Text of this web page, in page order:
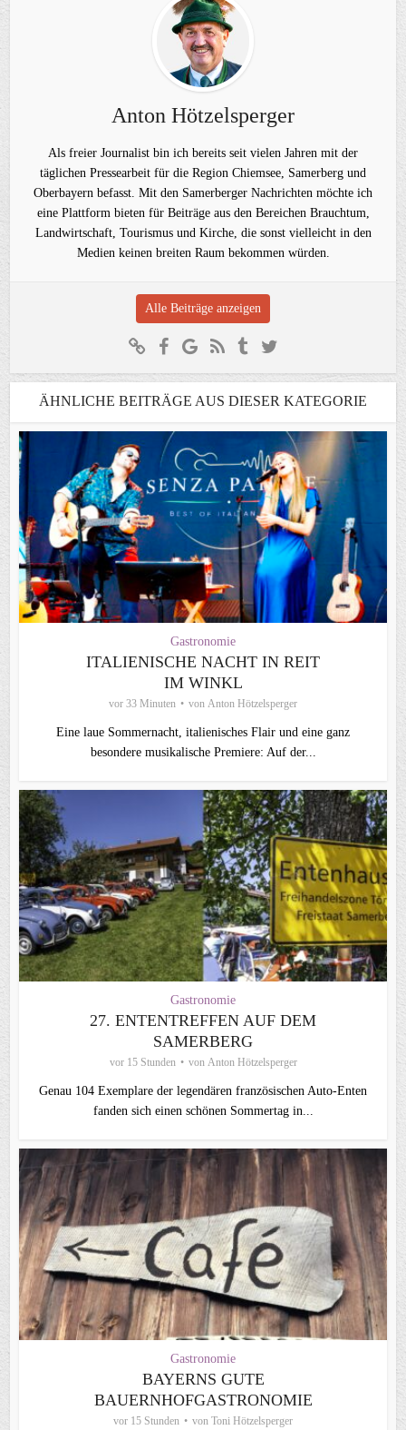
Anton Hötzelsperger
Als freier Journalist bin ich bereits seit vielen Jahren mit der
täglichen Pressearbeit für die Region Chiemsee, Samerberg und
Oberbayern befasst. Mit den Samerberger Nachrichten möchte ich
eine Plattform bieten für Beiträge aus den Bereichen Brauchtum,
Landwirtschaft, Tourismus und Kirche, die sonst vielleicht in den
Medien keinen breiten Raum bekommen würden.
Alle Beiträge anzeigen
ÄHNLICHE BEITRÄGE AUS DIESER KATEGORIE
Gastronomie
ITALIENISCHE NACHT IN REIT
IM WINKL
vor 33 Minuten von Anton Hötzelsperger
Eine laue Sommernacht, italienisches Flair und eine ganz
besondere musikalische Premiere: Auf der...
Gastronomie
27. ENTENTREFFEN AUF DEM
SAMERBERG
vor 15 Stunden von Anton Hötzelsperger
Genau 104 Exemplare der legendären französischen Auto-Enten
fanden sich einen schönen Sommertag in...
Gastronomie
BAYERNS GUTE
BAUERNHOFGASTRONOMIE
vor 15 Stunden von Toni Hötzelsperger